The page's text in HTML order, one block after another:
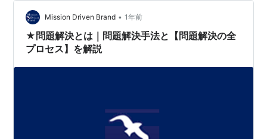
Mission Driven Brand • 1年前
★問題解決とは｜問題解決手法と【問題解決の全
プロセス】を解説